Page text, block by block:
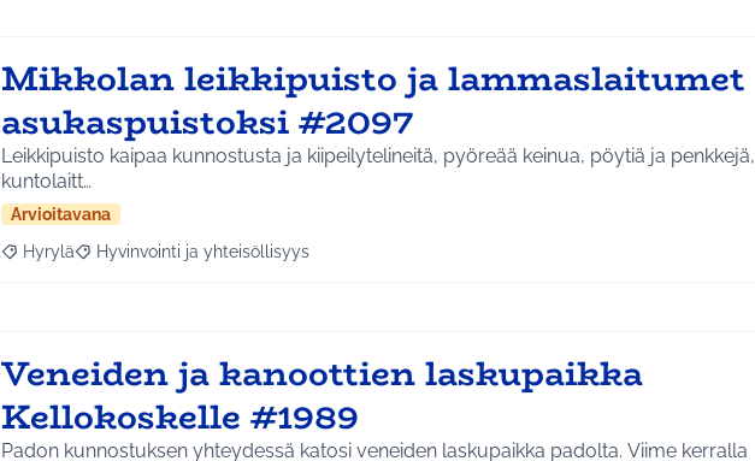
Mikkolan leikkipuisto ja lammaslaitumet
asukaspuistoksi #2097
Leikkipuisto kaipaa kunnostusta ja kiipeilytelineitä, pyöreää keinua, pöytiä ja penkkejä,
kuntolaitt…
Arvioitavana
Rajaa tulokset aihepiirin mukaan: Hyrylä
Hyrylä Rajaa tulokset teeman mukaan: Hyvinvointi ja yhteisöllisyys
Hyvinvointi ja yhteisöllisyys
Veneiden ja kanoottien laskupaikka
Kellokoskelle #1989
Padon kunnostuksen yhteydessä katosi veneiden laskupaikka padolta. Viime kerralla